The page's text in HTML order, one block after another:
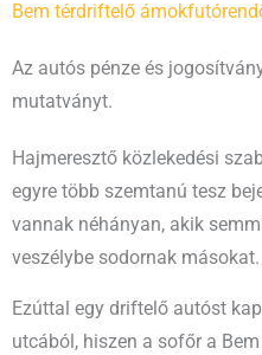
Bem térdriftelő ámokfutó
Az autós pénze és
mutatványt.
Hajmeresztő közlekedési
egyre több szemtanú tesz
vannak néhányan, akik
veszélybe sodornak másokat.
Ezúttal egy driftelő autóst
utcából, hiszen a sofőr a